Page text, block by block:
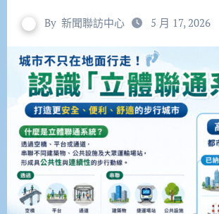
By 新聞聯訪中心 5 月 17, 2026